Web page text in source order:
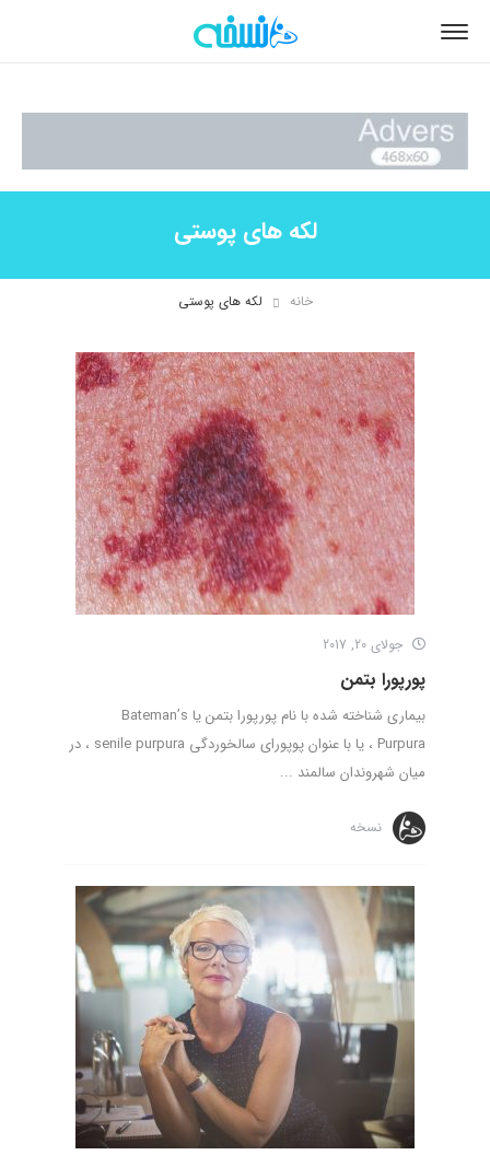
لکه های پوستی
خانه لکه های پوستی
جولای 20, 2017
پورپورا بتمن
بیماری شناخته شده با نام پورپورا بتمن یا Bateman’s
Purpura ، یا با عنوان پوپورای سالخوردگی senile purpura ، در
میان شهروندان سالمند ...
نسخه